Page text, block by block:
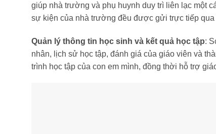
giúp nhà trường và phụ huynh duy trì liên lạc một
sự kiện của nhà trường đều được gửi trực tiếp
Quản lý thông tin học sinh và kết quả học tập:
nhân, lịch sử học tập, đánh giá của giáo viên và
trình học tập của con em mình, đồng thời hỗ trợ